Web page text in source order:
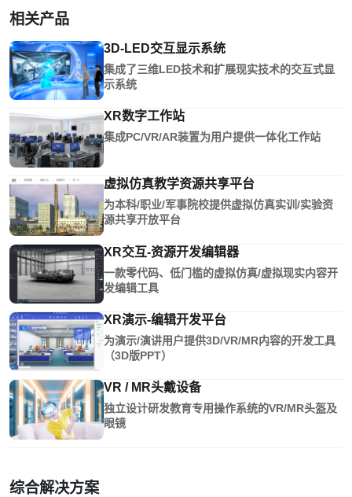
相关产品
3D-LED交互显示系统
集成了三维LED技术和扩展现实技术的交互式显
示系统
XR数字工作站
集成PC/VR/AR装置为用户提供一体化工作站
虚拟仿真教学资源共享平台
为本科/职业/军事院校提供虚拟仿真实训/实验资
源共享开放平台
XR交互-资源开发编辑器
一款零代码、低门槛的虚拟仿真/虚拟现实内容开
发编辑工具
XR演示-编辑开发平台
为演示/演讲用户提供3D/VR/MR内容的开发工具
（3D版PPT）
VR / MR头戴设备
独立设计研发教育专用操作系统的VR/MR头盔及
眼镜
综合解决方案